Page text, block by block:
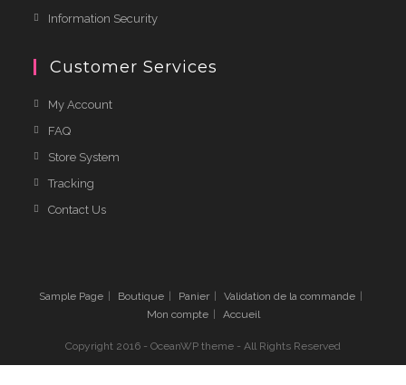
Information Security
Customer Services
My Account
FAQ
Store System
Tracking
Contact Us
Sample Page Boutique Panier
Validation de la commande
Mon compte
Accueil
Copyright 2016 - OceanWP theme - All Rights Reserved